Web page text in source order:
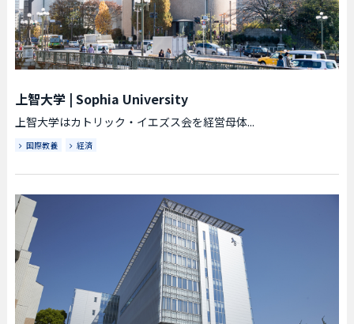
上智大学| Sophia University
上智大学はカトリック・イエズス会を経営母体...
国際教養 経済